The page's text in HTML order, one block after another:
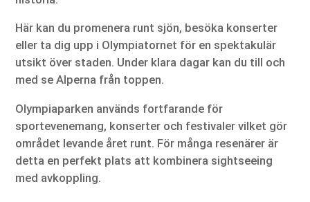
Här kan du promenera runt sjön, besöka konserter
eller ta dig upp i Olympiatornet för en spektakulär
utsikt över staden. Under klara dagar kan du till och
med se Alperna från toppen.
Olympiaparken används fortfarande för
sportevenemang, konserter och festivaler vilket gör
området levande året runt. För många resenärer är
detta en perfekt plats att kombinera sightseeing
med avkoppling.